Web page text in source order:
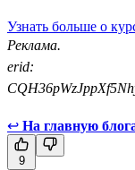
Узнать больше о
Реклама.
erid:
↩ На главную
9